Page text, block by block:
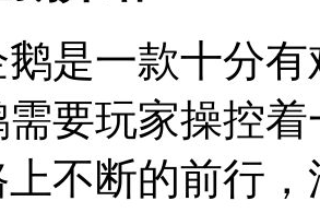
是一款十分
要玩家操控
不断的前行